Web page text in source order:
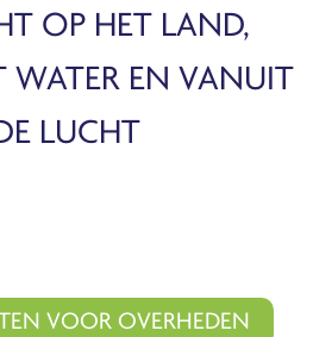
OP HET LAND,
WATER EN VANUIT
LUCHT
VOOR OVERHEDEN